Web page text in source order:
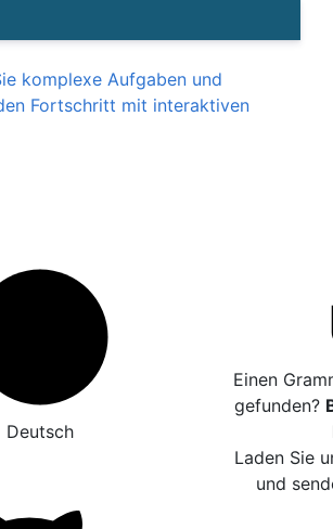
komplexe Aufgaben und
Fortschritt mit interaktiven
Deutsch
Einen
gefunden?
Laden Sie
und